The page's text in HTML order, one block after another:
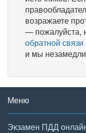
возражаете
— пожалуйста,
обратной связи
и мы
Меню
Экзамен ПДД